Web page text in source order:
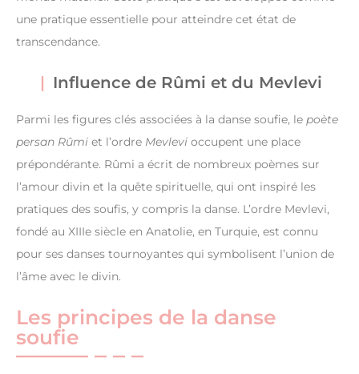
une pratique essentielle pour atteindre cet état de
transcendance.
Influence de Rûmi et du Mevlevi
Parmi les figures clés associées à la danse soufie, le poète
persan Rûmi et l’ordre Mevlevi occupent une place
prépondérante. Rûmi a écrit de nombreux poèmes sur
l’amour divin et la quête spirituelle, qui ont inspiré les
pratiques des soufis, y compris la danse. L’ordre Mevlevi,
fondé au XIIIe siècle en Anatolie, en Turquie, est connu
pour ses danses tournoyantes qui symbolisent l’union de
l’âme avec le divin.
Les principes de la danse
soufie